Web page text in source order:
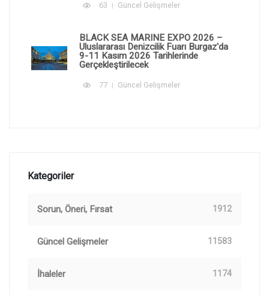
63 Güncel Gelişmeler
BLACK SEA MARINE EXPO 2026 –
Uluslararası Denizcilik Fuarı Burgaz'da
9-11 Kasım 2026 Tarihlerinde
Gerçekleştirilecek
77 Güncel Gelişmeler
Kategoriler
Sorun, Öneri, Fırsat 1912
Güncel Gelişmeler 11583
İhaleler 1174